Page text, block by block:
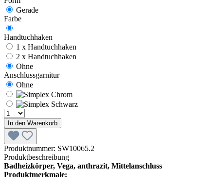
Gerade
Farbe
Handtuchhaken
1 x Handtuchhaken
2 x Handtuchhaken
Ohne
Anschlussgarnitur
Ohne
In den Warenkorb
Produktnummer: SW10065.2
Produktbeschreibung
Badheizkörper, Vega, anthrazit, Mittelanschluss
Produktmerkmale: